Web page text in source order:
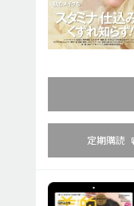
定期購読